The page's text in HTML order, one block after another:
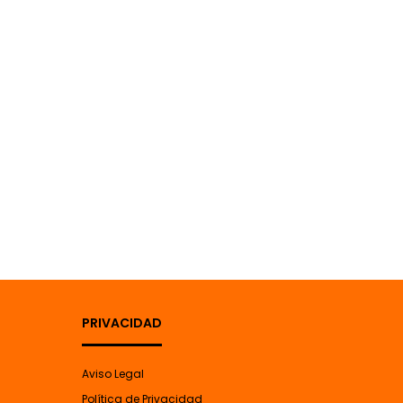
PRIVACIDAD
Aviso Legal
Política de Privacidad